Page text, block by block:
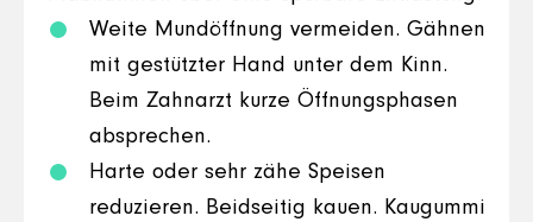
Weite Mundöffnung vermeiden. Gähnen
mit gestützter Hand unter dem Kinn.
Beim Zahnarzt kurze Öffnungsphasen
absprechen.
Harte oder sehr zähe Speisen
reduzieren. Beidseitig kauen. Kaugummi